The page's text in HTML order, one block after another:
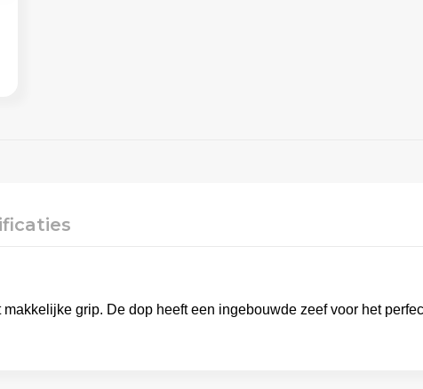
grip. De dop heeft een ingebouwde zeef voor het